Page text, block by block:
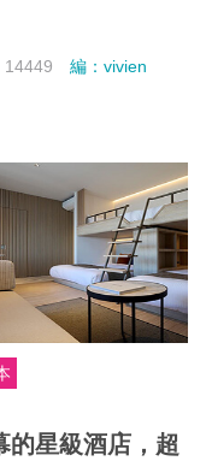
14449 編：vivien
的星級酒店，超